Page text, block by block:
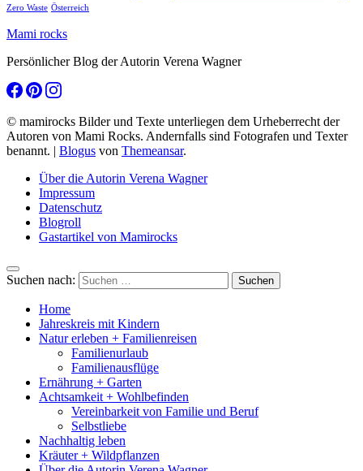
Zero Waste Österreich
Mami rocks
Persönlicher Blog der Autorin Verena Wagner
© mamirocks Bilder und Texte unterliegen dem Urheberrecht der
Autoren von Mami Rocks. Andernfalls sind Fotografen und Texter
benannt. | Blogus von Themeansar.
Über die Autorin Verena Wagner
Impressum
Datenschutz
Blogroll
Gastartikel von Mamirocks
Suchen nach:
Home
Jahreskreis mit Kindern
Natur erleben + Familienreisen
Familienurlaub
Familienausflüge
Ernährung + Garten
Achtsamkeit + Wohlbefinden
Vereinbarkeit von Familie und Beruf
Selbstliebe
Nachhaltig leben
Kräuter + Wildpflanzen